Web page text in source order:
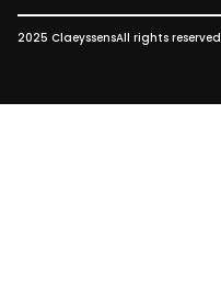
2025 ClaeyssensAll rights reserved